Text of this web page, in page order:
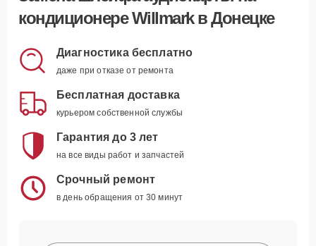
кондиционере Willmark в Донецке
Диагностика бесплатно
даже при отказе от ремонта
Бесплатная доставка
курьером собственной службы
Гарантия до 3 лет
на все виды работ и запчастей
Срочный ремонт
в день обращения от 30 минут